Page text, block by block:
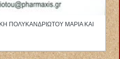
ΠΟΛΥΚΑΝΔΡΙΩΤΟΥ ΜΑΡΙΑ ΚΑΙ